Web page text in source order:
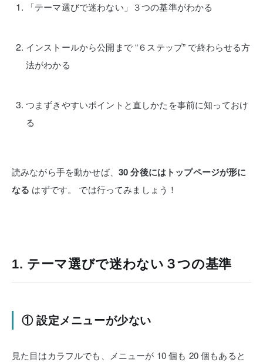
「テーマ選びで迷わない」３つの基準がわかる
インストールから公開まで “６ステップ” で終わらせる方
法がわかる
つまずきやすいポイントと直しかたを事前に知っておけ
る
読みながら手を動かせば、 30 分後にはトップページが形に
なる はずです。 では行ってみましょう！
1. テーマ選びで迷わない３つの基準
① 設定メニューが少ない
見た目はカラフルでも、メニューが 10 個も 20 個もあると